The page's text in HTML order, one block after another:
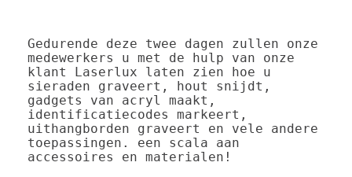
Gedurende deze twee dagen zullen onze
medewerkers u met de hulp van onze
klant Laserlux laten zien hoe u
sieraden graveert, hout snijdt,
gadgets van acryl maakt,
identificatiecodes markeert,
uithangborden graveert en vele andere
toepassingen. een scala aan
accessoires en materialen!